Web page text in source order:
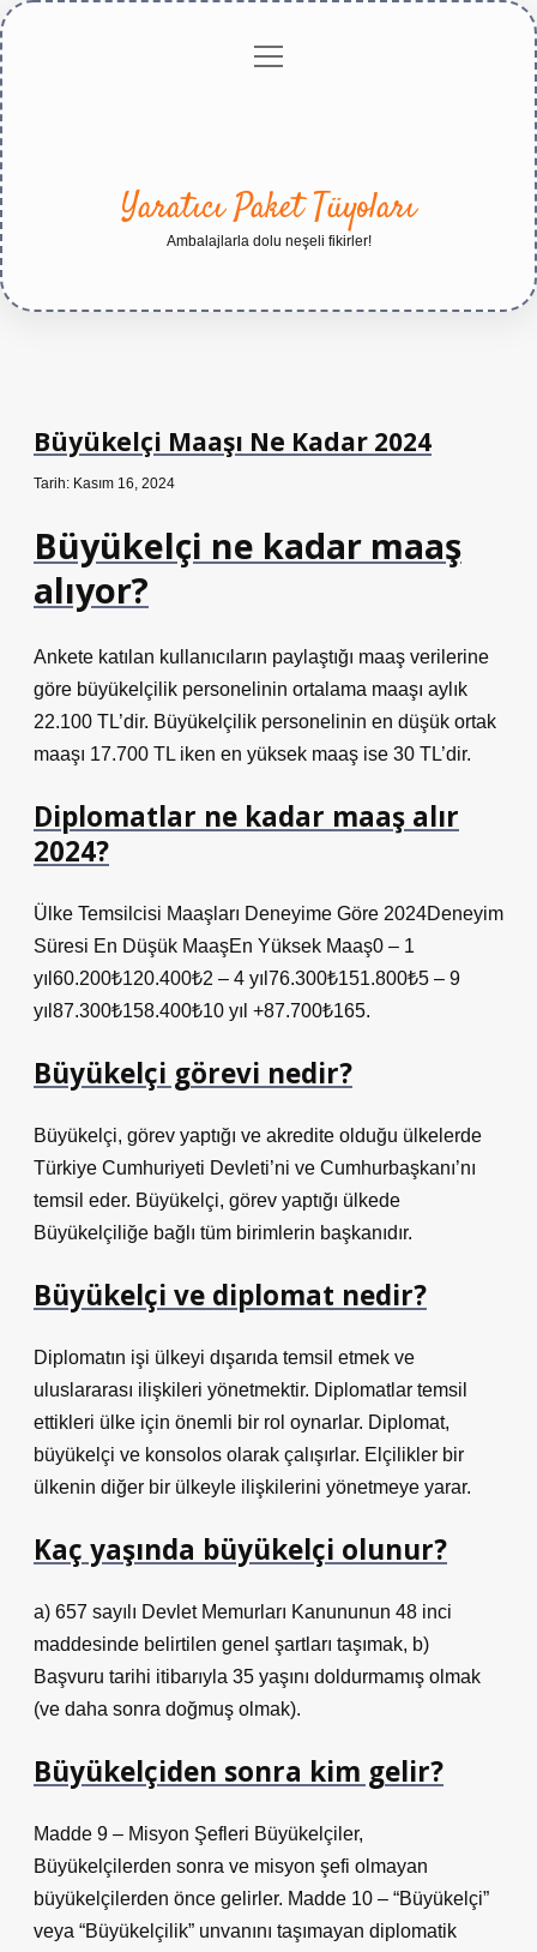
Gizlilikmenüyü
Yaratıcı Paket Tüyoları
Ambalajlarla dolu neşeli fikirler!
Büyükelçi Maaşı Ne Kadar 2024
Tarih: Kasım 16, 2024
Büyükelçi ne kadar maaş
alıyor?
Ankete katılan kullanıcıların paylaştığı maaş verilerine
göre büyükelçilik personelinin ortalama maaşı aylık
22.100 TL’dir. Büyükelçilik personelinin en düşük ortak
maaşı 17.700 TL iken en yüksek maaş ise 30 TL’dir.
Diplomatlar ne kadar maaş alır
2024?
Ülke Temsilcisi Maaşları Deneyime Göre 2024Deneyim
Süresi En Düşük MaaşEn Yüksek Maaş0 – 1
yıl60.200₺120.400₺2 – 4 yıl76.300₺151.800₺5 – 9
yıl87.300₺158.400₺10 yıl +87.700₺165.
Büyükelçi görevi nedir?
Büyükelçi, görev yaptığı ve akredite olduğu ülkelerde
Türkiye Cumhuriyeti Devleti’ni ve Cumhurbaşkanı’nı
temsil eder. Büyükelçi, görev yaptığı ülkede
Büyükelçiliğe bağlı tüm birimlerin başkanıdır.
Büyükelçi ve diplomat nedir?
Diplomatın işi ülkeyi dışarıda temsil etmek ve
uluslararası ilişkileri yönetmektir. Diplomatlar temsil
ettikleri ülke için önemli bir rol oynarlar. Diplomat,
büyükelçi ve konsolos olarak çalışırlar. Elçilikler bir
ülkenin diğer bir ülkeyle ilişkilerini yönetmeye yarar.
Kaç yaşında büyükelçi olunur?
a) 657 sayılı Devlet Memurları Kanununun 48 inci
maddesinde belirtilen genel şartları taşımak, b)
Başvuru tarihi itibarıyla 35 yaşını doldurmamış olmak
(ve daha sonra doğmuş olmak).
Büyükelçiden sonra kim gelir?
Madde 9 – Misyon Şefleri Büyükelçiler,
Büyükelçilerden sonra ve misyon şefi olmayan
büyükelçilerden önce gelirler. Madde 10 – “Büyükelçi”
veya “Büyükelçilik” unvanını taşımayan diplomatik